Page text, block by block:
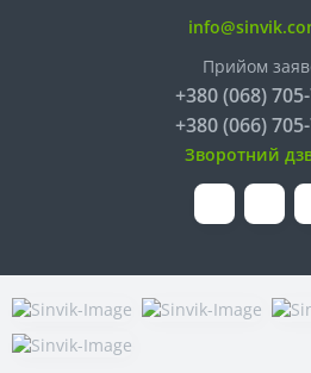
Прийом
+380 (068)
+380 (066)
Зворотний